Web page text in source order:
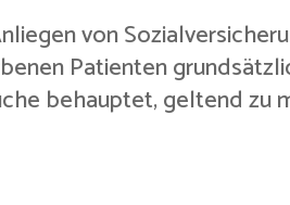
von
Patienten
behauptet, geltend zu